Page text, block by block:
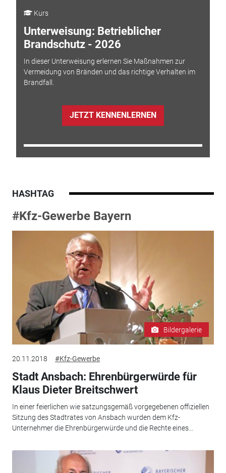
Kurs
Unterweisung: Betrieblicher
Brandschutz - 2026
In dieser Unterweisung erlernen Sie Maßnahmen zur
Vermeidung von Bränden und das richtige Verhalten im
Brandfall.
JETZT KENNENLERNEN
HASHTAG
#Kfz-Gewerbe Bayern
Bildergalerie
20.11.2018 #Kfz-Gewerbe
Stadt Ansbach: Ehrenbürgerwürde für
Klaus Dieter Breitschwert
In einer feierlichen wie satzungsgemäß vorgegebenen offiziellen
Sitzung des Stadtrates von Ansbach wurden dem Kfz-
Unternehmer die Ehrenbürgerwürde und die Rechte eines...